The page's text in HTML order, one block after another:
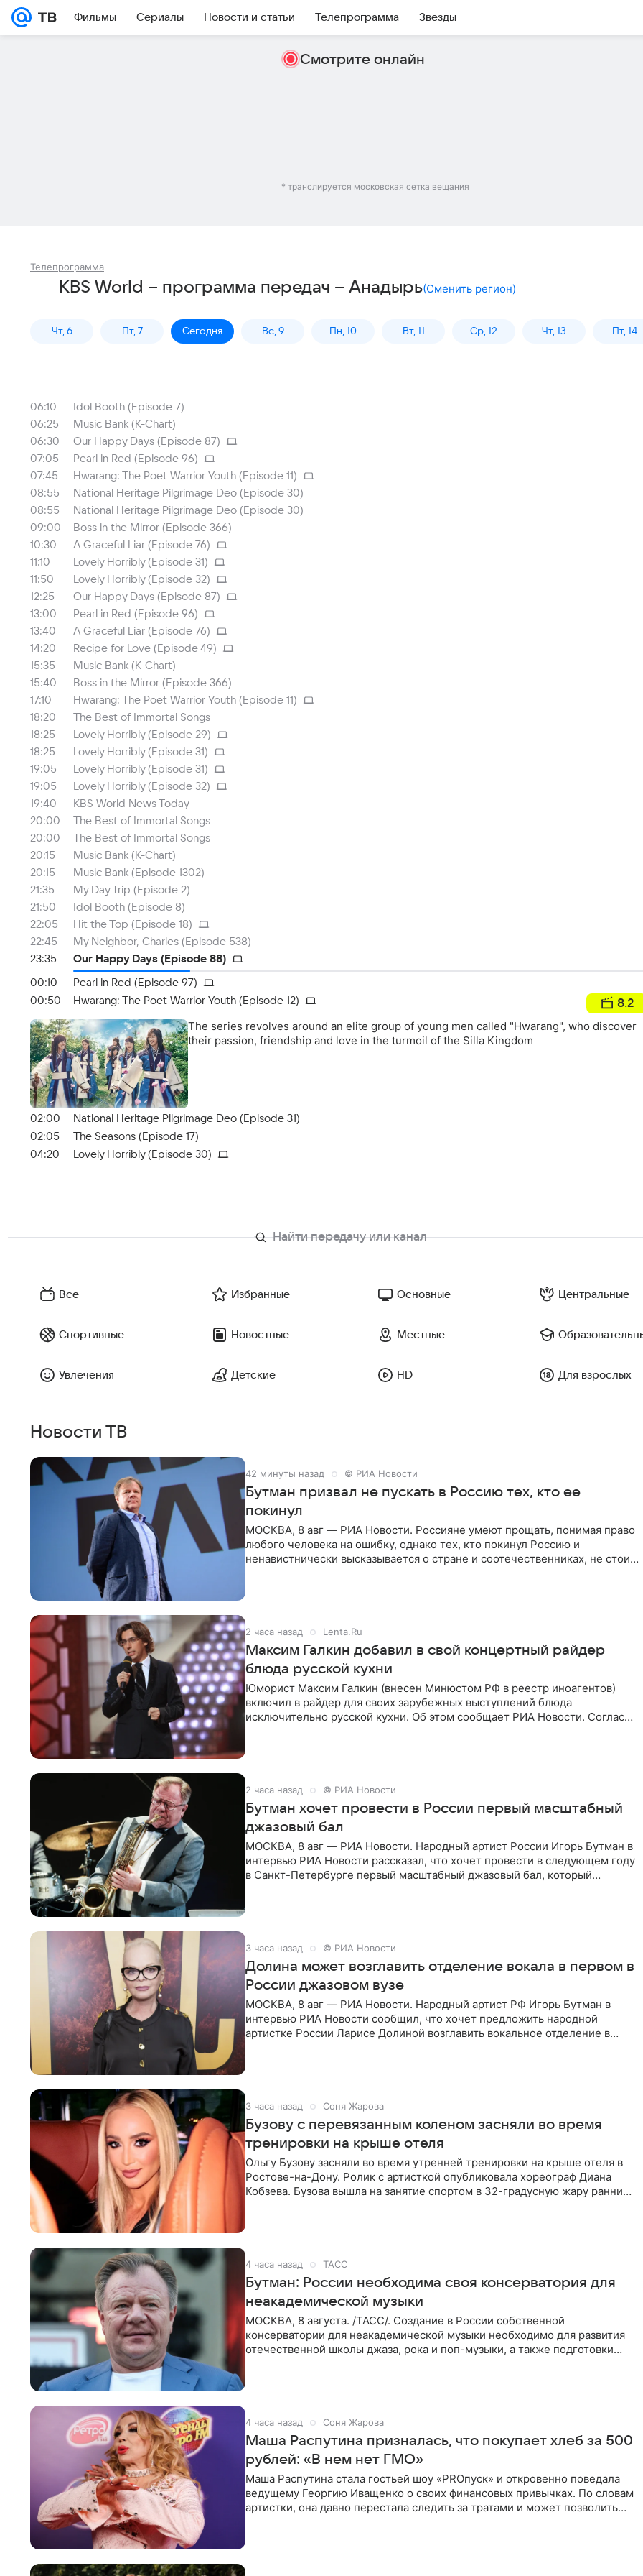
Фильмы Сериалы Новости и статьи Телепрограмма Звезды
Смотрите онлайн
* транслируется московская сетка вещания
Телепрограмма
KBS World – программа передач – Анадырь(Сменить регион)
Чт, 6 Пт, 7 Сегодня Вс, 9 Пн, 10 Вт, 11 Ср, 12 Чт, 13 Пт, 14
06:10
Idol Booth (Episode 7)
06:25
Music Bank (K-Chart)
06:30
Our Happy Days (Episode 87)
07:05
Pearl in Red (Episode 96)
07:45
Hwarang: The Poet Warrior Youth (Episode 11)
08:55
National Heritage Pilgrimage Deo (Episode 30)
08:55
National Heritage Pilgrimage Deo (Episode 30)
09:00
Boss in the Mirror (Episode 366)
10:30
A Graceful Liar (Episode 76)
11:10
Lovely Horribly (Episode 31)
11:50
Lovely Horribly (Episode 32)
12:25
Our Happy Days (Episode 87)
13:00
Pearl in Red (Episode 96)
13:40
A Graceful Liar (Episode 76)
14:20
Recipe for Love (Episode 49)
15:35
Music Bank (K-Chart)
15:40
Boss in the Mirror (Episode 366)
17:10
Hwarang: The Poet Warrior Youth (Episode 11)
18:20
The Best of Immortal Songs
18:25
Lovely Horribly (Episode 29)
18:25
Lovely Horribly (Episode 31)
19:05
Lovely Horribly (Episode 31)
19:05
Lovely Horribly (Episode 32)
19:40
KBS World News Today
20:00
The Best of Immortal Songs
20:00
The Best of Immortal Songs
20:15
Music Bank (K-Chart)
20:15
Music Bank (Episode 1302)
21:35
My Day Trip (Episode 2)
21:50
Idol Booth (Episode 8)
22:05
Hit the Top (Episode 18)
22:45
My Neighbor, Charles (Episode 538)
23:35
Our Happy Days (Episode 88)
00:10
Pearl in Red (Episode 97)
00:50
Hwarang: The Poet Warrior Youth (Episode 12) 8.2
The series revolves around an elite group of young men called "Hwarang", who discover
their passion, friendship and love in the turmoil of the Silla Kingdom
02:00
National Heritage Pilgrimage Deo (Episode 31)
02:05
The Seasons (Episode 17)
04:20
Lovely Horribly (Episode 30)
Все Избранные Основные Центральные
Спортивные Новостные Местные
Увлечения Детские HD Для взрослых
Новости ТВ
42 минуты назад © РИА Новости
Бутман призвал не пускать в Россию тех, кто ее
покинул
МОСКВА, 8 авг — РИА Новости. Россияне умеют прощать, понимая право
любого человека на ошибку, однако тех, кто покинул Россию и
ненавистнически высказывается о стране и соотечественниках, не стоит
2 часа назад Lenta.Ru
Максим Галкин добавил в свой концертный райдер
блюда русской кухни
Юморист Максим Галкин (внесен Минюстом РФ в реестр иноагентов)
включил в райдер для своих зарубежных выступлений блюда
исключительно русской кухни. Об этом сообщает РИА Новости. Согласно
2 часа назад © РИА Новости
Бутман хочет провести в России первый масштабный
джазовый бал
МОСКВА, 8 авг — РИА Новости. Народный артист России Игорь Бутман в
интервью РИА Новости рассказал, что хочет провести в следующем году
в Санкт-Петербурге первый масштабный джазовый бал, который
3 часа назад © РИА Новости
Долина может возглавить отделение вокала в первом в
России джазовом вузе
МОСКВА, 8 авг — РИА Новости. Народный артист РФ Игорь Бутман в
интервью РИА Новости сообщил, что хочет предложить народной
артистке России Ларисе Долиной возглавить вокальное отделение в
3 часа назад Соня Жарова
Бузову с перевязанным коленом засняли во время
тренировки на крыше отеля
Ольгу Бузову засняли во время утренней тренировки на крыше отеля в
Ростове-на-Дону. Ролик с артисткой опубликовала хореограф Диана
Кобзева. Бузова вышла на занятие спортом в 32-градусную жару ранним
4 часа назад ТАСС
Бутман: России необходима своя консерватория для
неакадемической музыки
МОСКВА, 8 августа. /ТАСС/. Создание в России собственной
консерватории для неакадемической музыки необходимо для развития
отечественной школы джаза, рока и поп-музыки, а также подготовки
4 часа назад Соня Жарова
Маша Распутина призналась, что покупает хлеб за 500
рублей: «В нем нет ГМО»
Маша Распутина стала гостьей шоу «PROпуск» и откровенно поведала
ведущему Георгию Иващенко о своих финансовых привычках. По словам
артистки, она давно перестала следить за тратами и может позволить